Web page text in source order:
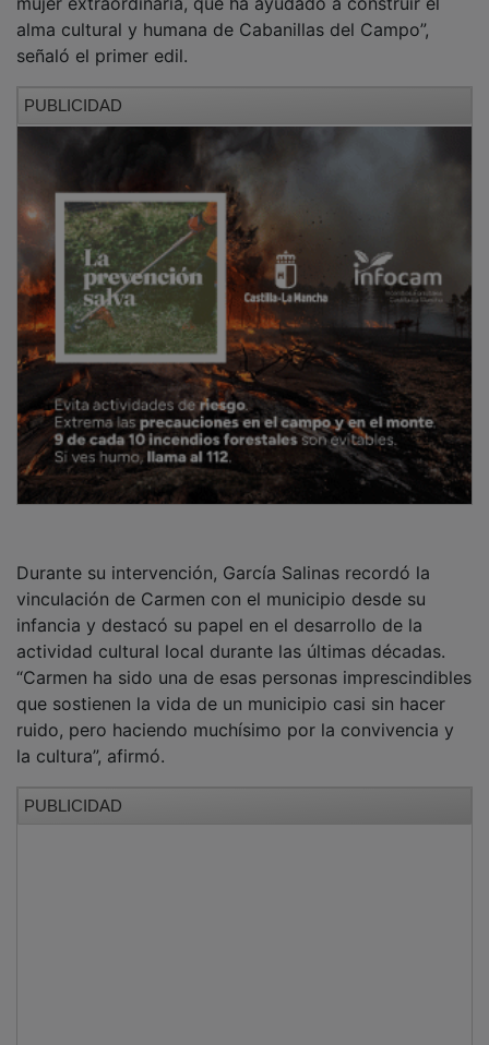
alma cultural y humana de Cabanillas del Campo”,
señaló el primer edil.
vinculación de Carmen con el municipio desde su
infancia y destacó su papel en el desarrollo de la
actividad cultural local durante las últimas décadas.
“Carmen ha sido una de esas personas imprescindibles
que sostienen la vida de un municipio casi sin hacer
ruido, pero haciendo muchísimo por la convivencia y
la cultura”, afirmó.